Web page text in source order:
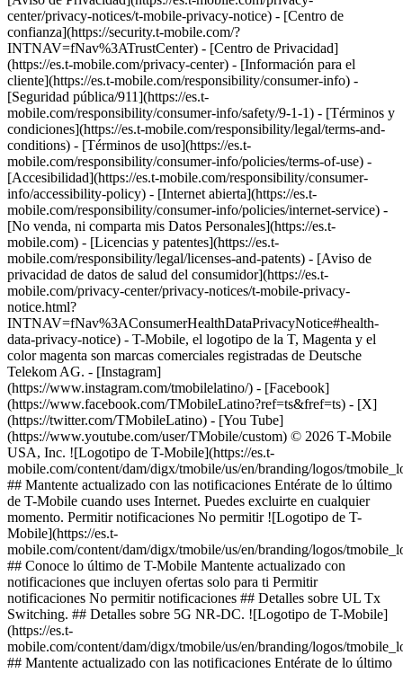
center/privacy-notices/t-mobile-privacy-notice) - [Centro de
confianza](https://security.t-mobile.com/?
INTNAV=fNav%3ATrustCenter) - [Centro de Privacidad]
(https://es.t-mobile.com/privacy-center) - [Información para el
cliente](https://es.t-mobile.com/responsibility/consumer-info) -
[Seguridad pública/911](https://es.t-
mobile.com/responsibility/consumer-info/safety/9-1-1) - [Términos y
condiciones](https://es.t-mobile.com/responsibility/legal/terms-and-
conditions) - [Términos de uso](https://es.t-
mobile.com/responsibility/consumer-info/policies/terms-of-use) -
[Accesibilidad](https://es.t-mobile.com/responsibility/consumer-
info/accessibility-policy) - [Internet abierta](https://es.t-
mobile.com/responsibility/consumer-info/policies/internet-service) -
[No venda, ni comparta mis Datos Personales](https://es.t-
mobile.com) - [Licencias y patentes](https://es.t-
mobile.com/responsibility/legal/licenses-and-patents) - [Aviso de
privacidad de datos de salud del consumidor](https://es.t-
mobile.com/privacy-center/privacy-notices/t-mobile-privacy-
notice.html?
INTNAV=fNav%3AConsumerHealthDataPrivacyNotice#health-
data-privacy-notice) - T-Mobile, el logotipo de la T, Magenta y el
color magenta son marcas comerciales registradas de Deutsche
Telekom AG. - [Instagram]
(https://www.instagram.com/tmobilelatino/) - [Facebook]
(https://www.facebook.com/TMobileLatino?ref=ts&fref=ts) - [X]
(https://twitter.com/TMobileLatino) - [You Tube]
(https://www.youtube.com/user/TMobile/custom) © 2026 T‑Mobile
USA, Inc. ![Logotipo de T-Mobile](https://es.t-
mobile.com/content/dam/digx/tmobile/us/en/branding/logos/
## Mantente actualizado con las notificaciones Entérate de lo último
de T-Mobile cuando uses Internet. Puedes excluirte en cualquier
momento. Permitir notificaciones No permitir ![Logotipo de T-
Mobile](https://es.t-
mobile.com/content/dam/digx/tmobile/us/en/branding/logos/
## Conoce lo último de T-Mobile Mantente actualizado con
notificaciones que incluyen ofertas solo para ti Permitir
notificaciones No permitir notificaciones ## Detalles sobre UL Tx
Switching. ## Detalles sobre 5G NR-DC. ![Logotipo de T-Mobile]
(https://es.t-
mobile.com/content/dam/digx/tmobile/us/en/branding/logos/
## Mantente actualizado con las notificaciones Entérate de lo último